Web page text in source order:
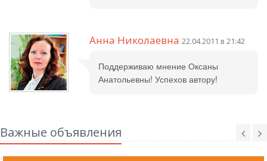
Анна Николаевна 22.04.2011 в 21:42
Поддерживаю мнение Оксаны
Анатольевны! Успехов автору!
Важные объявления